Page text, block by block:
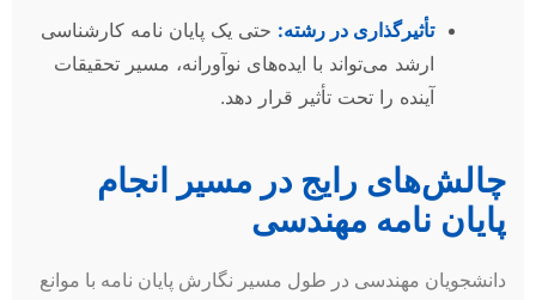
تأثیرگذاری در رشته: حتی یک پایان نامه کارشناسی
ارشد می‌تواند با ایده‌های نوآورانه، مسیر تحقیقات
آینده را تحت تأثیر قرار دهد.
چالش‌های رایج در مسیر انجام
پایان نامه مهندسی
دانشجویان مهندسی در طول مسیر نگارش پایان نامه با موانع